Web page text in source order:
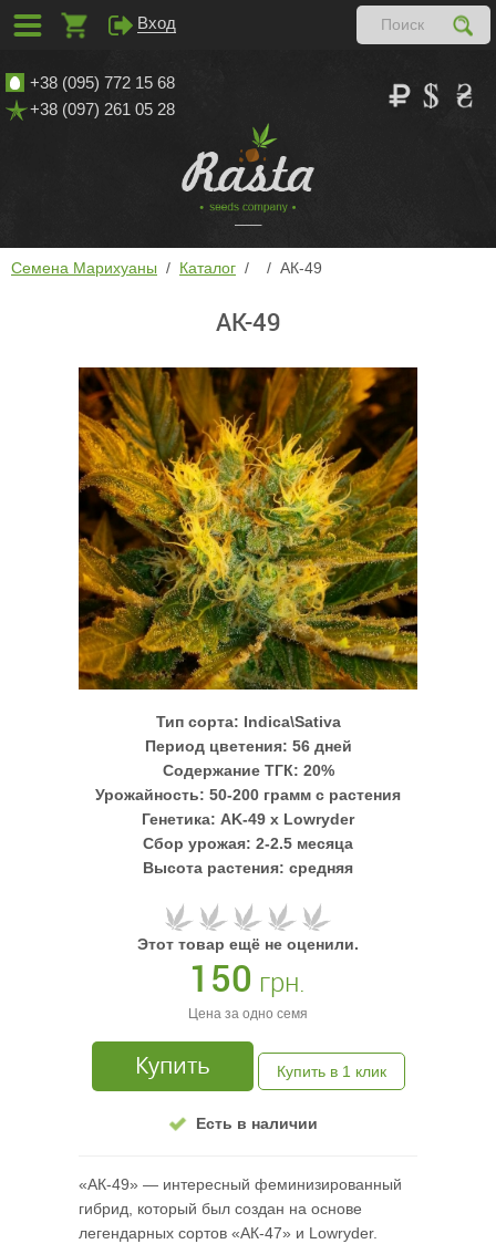
+38 (095) 772 15 68
+38 (097) 261 05 28
Семена Марихуаны Каталог АК-49
АК-49
Тип сорта: Indica\Sativa
Период цветения: 56 дней
Содержание ТГК: 20%
Урожайность: 50-200 грамм с растения
Генетика: AK-49 x Lowryder
Сбор урожая: 2-2.5 месяца
Высота растения: средняя
Этот товар ещё не оценили.
150 грн.
Цена за одно семя
Купить Купить в 1 клик
Есть в наличии
«АК-49» — интересный феминизированный
гибрид, который был создан на основе
легендарных сортов «АК-47» и Lowryder.
Вход